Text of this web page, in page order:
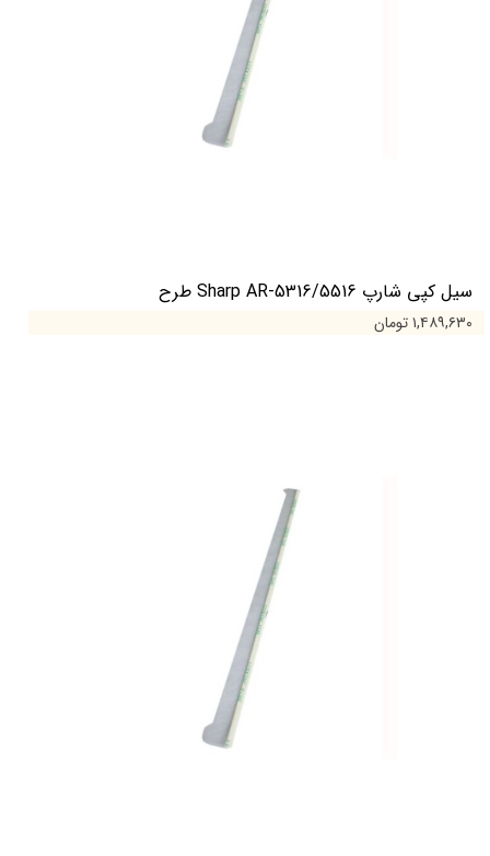
سیل کپی شارپ Sharp AR-5316/5516 طرح
۱,۴۸۹,۶۳۰ تومان